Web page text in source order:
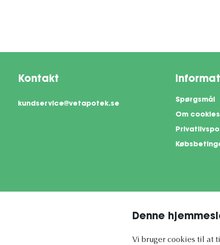
Denne
Vi bruger cookies til at
Kontakt
kundservice@vetapotek.se
Spørgsmål
Om cookies
This